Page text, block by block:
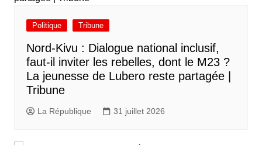
Politique Tribune
Nord-Kivu : Dialogue national inclusif,
faut-il inviter les rebelles, dont le M23 ?
La jeunesse de Lubero reste partagée |
Tribune
La République 31 juillet 2026